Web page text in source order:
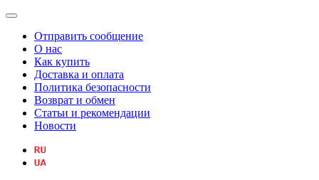
Отправить сообщение
О нас
Как купить
Доставка и оплата
Политика безопасности
Возврат и обмен
Статьи и рекомендации
Новости